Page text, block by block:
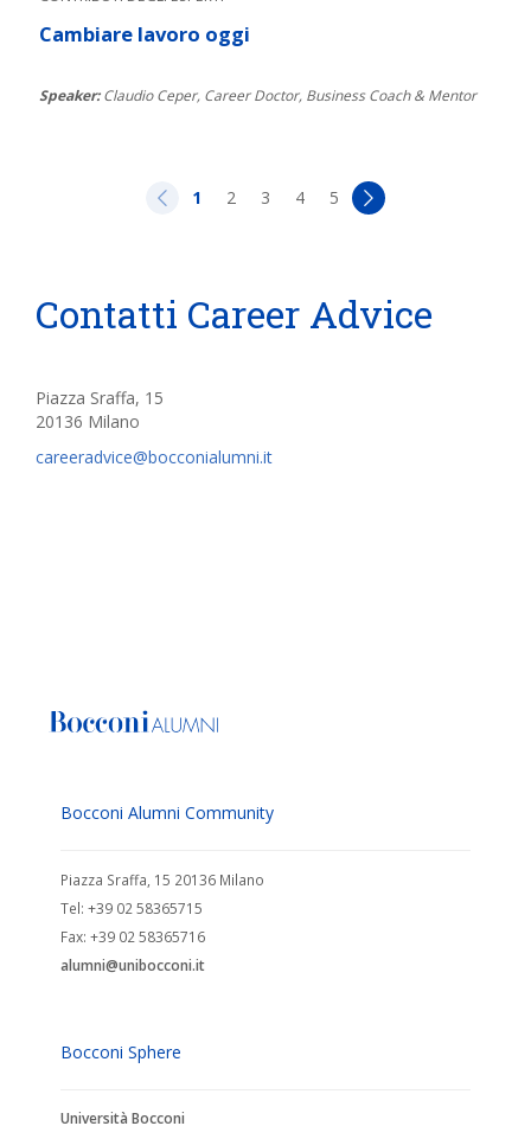
Cambiare lavoro oggi
Speaker: Claudio Ceper, Career Doctor, Business Coach & Mentor
1 2 3 4
5
Contatti Career Advice
Piazza Sraffa, 15
20136 Milano
careeradvice@bocconialumni.it
Bocconi Alumni Community
Piazza Sraffa, 15 20136 Milano
Tel: +39 02 58365715
Fax: +39 02 58365716
alumni@unibocconi.it
Bocconi Sphere
Università Bocconi